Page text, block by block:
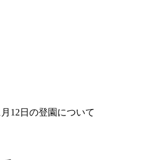
12日の登園について